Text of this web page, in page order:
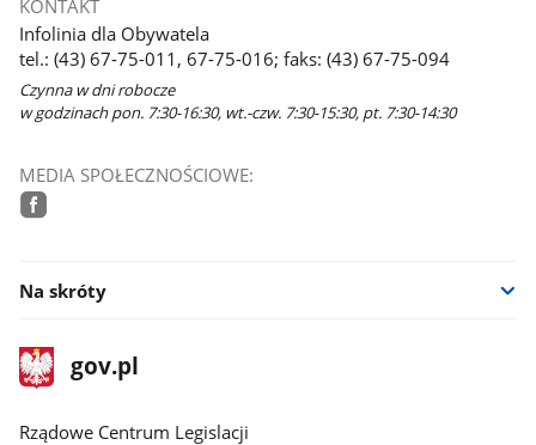
KONTAKT
Infolinia dla Obywatela
tel.: (43) 67-75-011, 67-75-016; faks: (43) 67-75-094
Czynna w dni robocze
w godzinach pon. 7:30-16:30, wt.-czw. 7:30-15:30, pt. 7:30-14:30
MEDIA SPOŁECZNOŚCIOWE:
Na skróty
stopka
gov.plStrona
gov.pl
Rządowe Centrum Legislacji